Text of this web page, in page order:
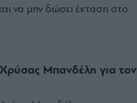
να μην δώσει έκταση στο
Μπανδέλη για τον